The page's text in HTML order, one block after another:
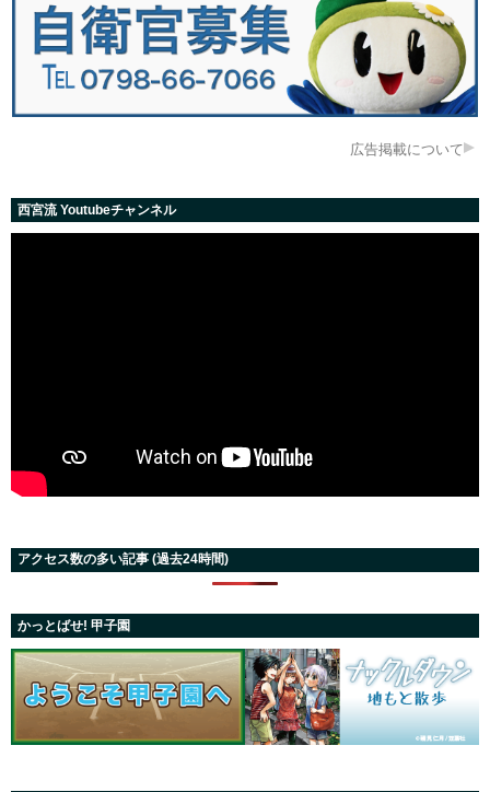
広告掲載について
西宮流 Youtubeチャンネル
アクセス数の多い記事 (過去24時間)
かっとばせ! 甲子園